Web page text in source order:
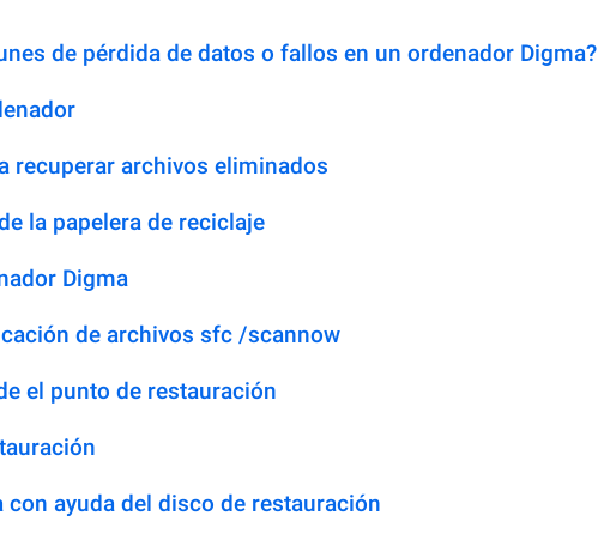
de pérdida de datos o fallos en un ordenador Digma?
recuperar archivos eliminados
la papelera de reciclaje
Digma
de archivos sfc /scannow
el punto de restauración
con ayuda del disco de restauración